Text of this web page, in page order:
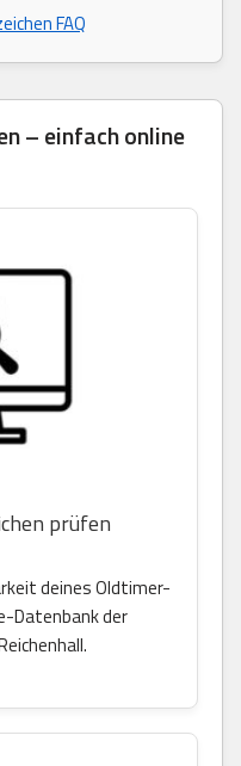
FAQ
– einfach online
prüfen
deines Oldtimer-
Datenbank der